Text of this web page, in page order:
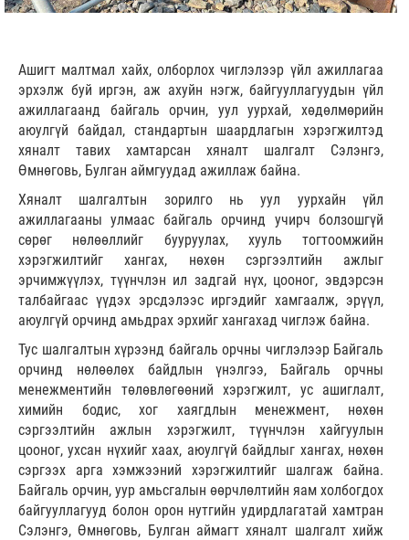
Ашигт малтмал хайх, олборлох чиглэлээр үйл ажиллагаа
эрхэлж буй иргэн, аж ахуйн нэгж, байгууллагуудын үйл
ажиллагаанд байгаль орчин, уул уурхай, хөдөлмөрийн
аюулгүй байдал, стандартын шаардлагын хэрэгжилтэд
хяналт тавих хамтарсан хяналт шалгалт Сэлэнгэ,
Өмнөговь, Булган аймгуудад ажиллаж байна.
Хяналт шалгалтын зорилго нь уул уурхайн үйл
ажиллагааны улмаас байгаль орчинд учирч болзошгүй
сөрөг нөлөөллийг бууруулах, хууль тогтоомжийн
хэрэгжилтийг хангах, нөхөн сэргээлтийн ажлыг
эрчимжүүлэх, түүнчлэн ил задгай нүх, цооног, эвдэрсэн
талбайгаас үүдэх эрсдэлээс иргэдийг хамгаалж, эрүүл,
аюулгүй орчинд амьдрах эрхийг хангахад чиглэж байна.
Тус шалгалтын хүрээнд байгаль орчны чиглэлээр Байгаль
орчинд нөлөөлөх байдлын үнэлгээ, Байгаль орчны
менежментийн төлөвлөгөөний хэрэгжилт, ус ашиглалт,
химийн бодис, хог хаягдлын менежмент, нөхөн
сэргээлтийн ажлын хэрэгжилт, түүнчлэн хайгуулын
цооног, ухсан нүхийг хаах, аюулгүй байдлыг хангах, нөхөн
сэргээх арга хэмжээний хэрэгжилтийг шалгаж байна.
Байгаль орчин, уур амьсгалын өөрчлөлтийн яам холбогдох
байгууллагууд болон орон нутгийн удирдлагатай хамтран
Сэлэнгэ, Өмнөговь, Булган аймагт хяналт шалгалт хийж